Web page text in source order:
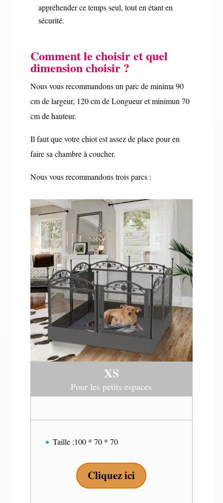
appréhender ce temps seul, tout en étant en
sécurité.
Comment le choisir et quel
dimension choisir ?
Nous vous recommandons un parc de minima 90
cm de largeur, 120 cm de Longueur et minimun 70
cm de hauteur.
Il faut que votre chiot est assez de place pour en
faire sa chambre à coucher.
Nous vous recommandons trois parcs :
XS
Pour les petits espaces
Taille :100 * 70 * 70
Cliquez ici